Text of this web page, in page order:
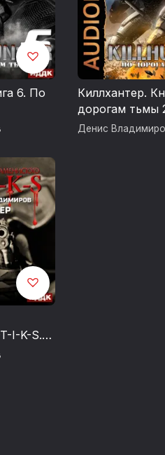
6. По
Киллхантер.
дорогам тьмы
Денис
I-K-S.